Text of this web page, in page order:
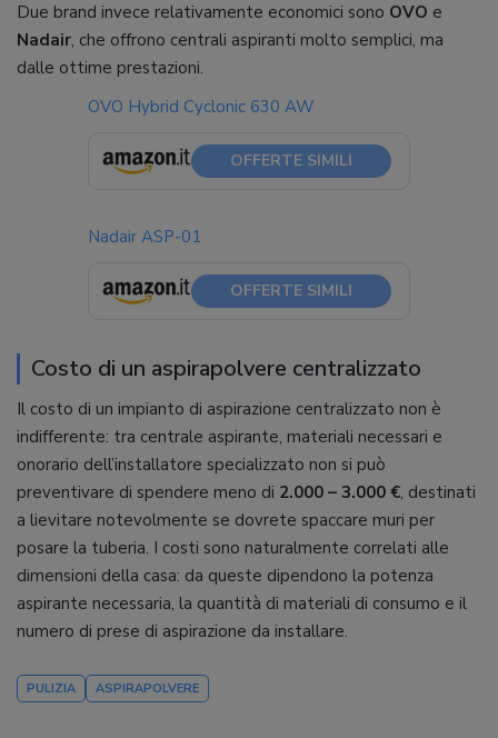
Due brand invece relativamente economici sono OVO e
Nadair, che offrono centrali aspiranti molto semplici, ma
dalle ottime prestazioni.
OVO Hybrid Cyclonic 630 AW
OFFERTE SIMILI
Nadair ASP-01
OFFERTE SIMILI
Costo di un aspirapolvere centralizzato
Il costo di un impianto di aspirazione centralizzato non è
indifferente: tra centrale aspirante, materiali necessari e
onorario dell’installatore specializzato non si può
preventivare di spendere meno di 2.000 – 3.000 €, destinati
a lievitare notevolmente se dovrete spaccare muri per
posare la tuberia. I costi sono naturalmente correlati alle
dimensioni della casa: da queste dipendono la potenza
aspirante necessaria, la quantità di materiali di consumo e il
numero di prese di aspirazione da installare.
PULIZIA ASPIRAPOLVERE